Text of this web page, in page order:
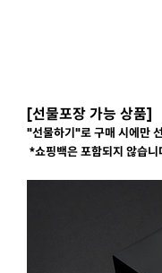
[선물포장 가능 상품]
"선물하기"로 구매 시에만
*쇼핑백은 포함되지 않습니